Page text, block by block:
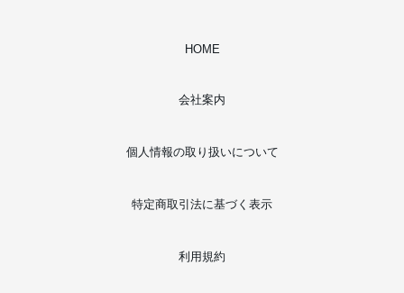
HOME
会社案内
個人情報の取り扱いについて
特定商取引法に基づく表示
利用規約